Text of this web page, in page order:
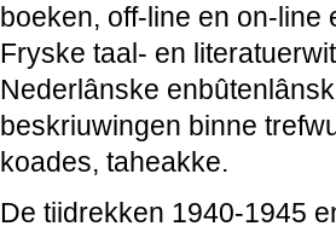
boeken, off-line en on-line
Fryske taal- en
Nederlânske
beskriuwingen binne
koades, taheakke.
De tiidrekken 1940-1945